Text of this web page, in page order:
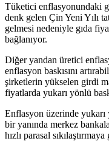
Tüketici enflasyonundaki
denk gelen Çin Yeni Yılı
gelmesi nedeniyle gıda
bağlanıyor.
Diğer yandan üretici
enflasyon baskısını
şirketlerin yükselen girdi
fiyatlarda yukarı yönlü
Enflasyon üzerinde yukarı
bir yanında merkez
hızlı parasal